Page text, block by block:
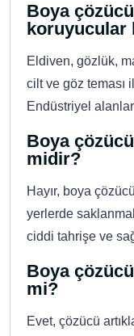
Boya
koruyucular
Eldiven, gözlük,
cilt ve göz teması
Endüstriyel
Boya
midir?
Hayır, boya
yerlerde
ciddi tahrişe ve
Boya
mi?
Evet, çözücü